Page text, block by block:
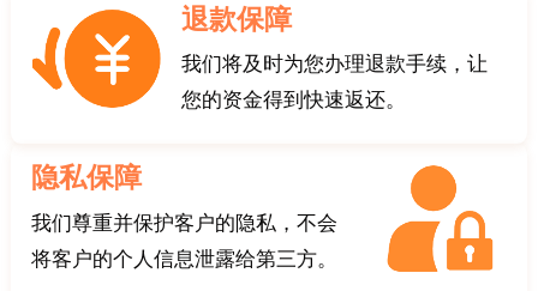
退款保障
我们将及时为您办理退款手续，让
您的资金得到快速返还。
隐私保障
我们尊重并保护客户的隐私，不会
将客户的个人信息泄露给第三方。